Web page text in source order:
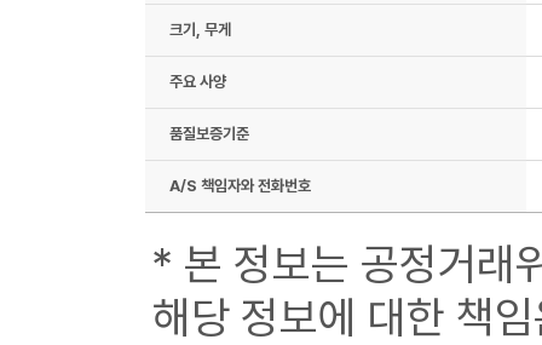
크기, 무게
주요 사양
품질보증기준
A/S 책임자와 전화번호
* 본 정보는 공정거래
해당 정보에 대한 책